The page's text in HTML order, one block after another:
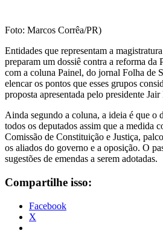
Foto: Marcos Corrêa/PR)
Entidades que representam a
preparam um dossiê contra a reforma da
com a coluna Painel, do jornal Folha de
elencar os pontos que esses grupos
proposta apresentada pelo presidente
Ainda segundo a coluna, a ideia é que o
todos os deputados assim que a medida
Comissão de Constituição e Justiça,
os aliados do governo e a oposição. O
sugestões de emendas a serem adotadas.
Compartilhe isso:
Facebook
X